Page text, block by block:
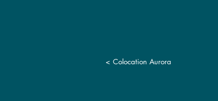
< Colocation Aurora